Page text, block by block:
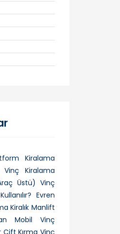
Kiralama
Kiralama
Üstü) Vinç
Evren
Kiralık Manlift
Mobil Vinç
Çift Kırma Vinç